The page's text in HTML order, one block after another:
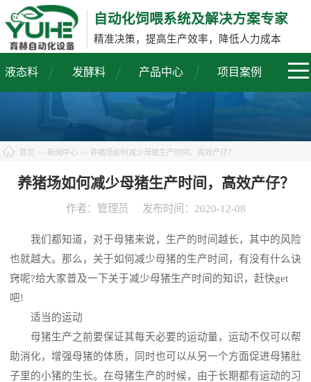
自动化饲喂系统及解决方案专家
精准决策，提高生产效率，降低人力成本
液态料 发酵料 产品中心 项目案例
首页 >> 新闻中心 >> 养猪场如何减少母猪生产时间，高效产仔？
养猪场如何减少母猪生产时间，高效产仔？
作者：管理员 发布时间：2020-12-08
我们都知道，对于母猪来说，生产的时间越长，其中的风险
也就越大。那么，关于如何减少母猪的生产时间，有没有什么诀
窍呢?给大家普及一下关于减少母猪生产时间的知识，赶快get
吧!
适当的运动
母猪生产之前要保证其每天必要的运动量，运动不仅可以帮
助消化，增强母猪的体质，同时也可以从另一个方面促进母猪肚
子里的小猪的生长。在母猪生产的时候，由于长期都有运动的习